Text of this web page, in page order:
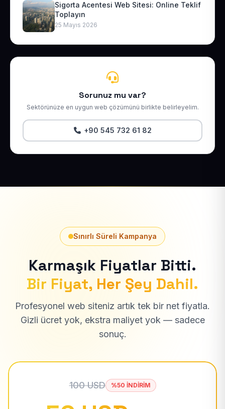
Sigorta Acentesi Web Sitesi: Online Teklif
Toplayın
25 Mayıs 2026
Sorunuz mu var?
Sektörünüze en uygun web çözümünü birlikte belirleyelim.
+90 545 732 61 82
Sınırlı Süreli Kampanya
Karmaşık Fiyatlar Bitti.
Bir Fiyat, Her Şey Dahil.
Profesyonel web siteniz artık tek bir net fiyatla.
Gizli ücret yok, ekstra maliyet yok — sadece
sonuç.
100 USD %50 İNDİRİM